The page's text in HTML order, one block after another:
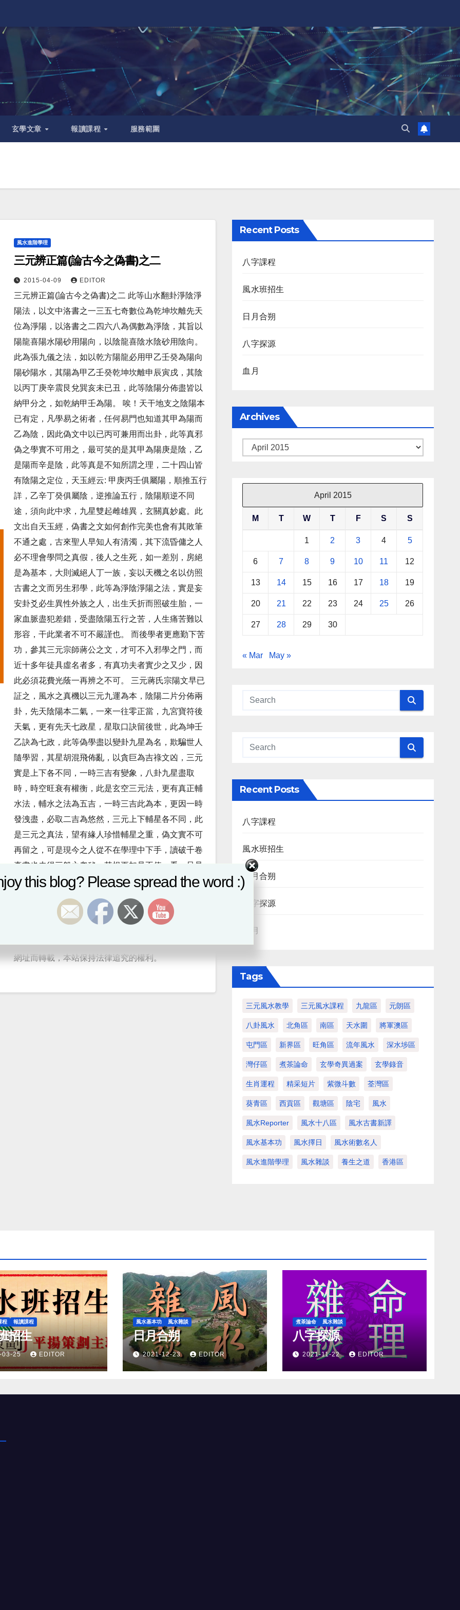
玄學文章 報讀課程 服務範圍
風水進階學理
三元辨正篇(論古今之偽書)之二
2015-04-09 EDITOR
三元辨正篇(論古今之偽書)之二 此等山水翻卦淨陰淨
陽法，以文中洛書之一三五七奇數位為乾坤坎離先天
位為淨陽，以洛書之二四六八為偶數為淨陰，其旨以
陽龍喜陽水陽砂用陽向，以陰龍喜陰水陰砂用陰向。
此為張九儀之法，如以乾方陽龍必用甲乙壬癸為陽向
陽砂陽水，其陽為甲乙壬癸乾坤坎離申辰寅戌，其陰
以丙丁庚辛震艮兌巽亥未已丑，此等陰陽分佈盡皆以
納甲分之，如乾納甲壬為陽。 唉！天干地支之陰陽本
已有定，凡學易之術者，任何易門也知道其甲為陽而
乙為陰，因此偽文中以已丙可兼用而出卦，此等真邪
偽之學實不可用之，最可笑的是其甲為陽庚是陰，乙
是陽而辛是陰，此等真是不知所謂之理，二十四山皆
有陰陽之定位，天玉經云: 甲庚丙壬俱屬陽，順推五行
詳，乙辛丁癸俱屬陰，逆推論五行，陰陽順逆不同
途，須向此中求，九星雙起雌雄異，玄關真妙處。此
文出自天玉經，偽書之文如何創作完美也會有其敗筆
不通之處，古來聖人早知人有清濁，其下流昏傭之人
必不理會學問之真假，後人之生死，如一差別，房絕
是為基本，大則滅絕人丁一族，妄以天機之名以仿照
古書之文而另生邪學，此等為淨陰淨陽之法，實是妄
安卦爻必生異性外族之人，出生夭折而照破生胎，一
家血脈盡犯差錯，受盡陰陽五行之苦，人生痛苦難以
形容，干此業者不可不嚴謹也。 而後學者更應勤下苦
功，參其三元宗師蔣公之文，才可不入邪學之門，而
近十多年徒具虛名者多，有真功夫者實少之又少，因
此必須花費光蔭一再辨之不可。 三元蔣氏宗陽文早已
証之，風水之真機以三元九運為本，陰陽二片分佈兩
卦，先天陰陽本二氣，一來一往零正當，九宮寶符後
天氣，更有先天七政星，星取口訣留後世，此為坤壬
乙訣為七政，此等偽學盡以變卦九星為名，欺騙世人
隨學習，其星胡混飛佈亂，以貪巨為吉祿文凶，三元
實是上下各不同，一時三吉有變象，八卦九星盡取
時，時空旺衰有權衡，此是玄空三元法，更有真正輔
水法，輔水之法為五吉，一時三吉此為本，更因一時
發洩盡，必取二吉為悠然，三元上下輔星各不同，此
是三元之真法，望有緣人珍惜輔星之重，偽文實不可
再留之，可是現今之人從不在學理中下手，讀破千卷
真書也未得三般之奧秘，其根更加是不值一看，只是
現在的傭師實在太多，其理縱使行盡千山也是徒勞無
www.masterwong.hk版權所有© 2015 黃渙博玄學網
All Rights Reserved， 如引文請加此連結
網址而轉載，本站保持法律追究的權利。
Recent Posts
八字課程
風水班招生
日月合朔
八字探源
血月
Archives
Archives
April 2015
M T W T F S S
1 2 3 4 5
6 7 8 9 10 11 12
13 14 15 16 17 18 19
20 21 22 23 24 25 26
27 28 29 30
« Mar May »
Recent Posts
八字課程
風水班招生
日月合朔
八字探源
血月
Tags
三元風水教學 三元風水課程 九龍區 元朗區
八卦風水 北角區 南區 天水圍 將軍澳區
屯門區 新界區 旺角區 流年風水 深水埗區
灣仔區 煮茶論命 玄學奇異過案 玄學錄音
生肖運程 精采短片 紫微斗數 荃灣區
葵青區 西貢區 觀塘區 陰宅 風水
風水Reporter 風水十八區 風水古書新譯
風水基本功 風水擇日 風水術數名人
風水進階學理 風水雜談 養生之道 香港區
程 報讀課程
招生
03-25 EDITOR
風水基本功 風水雜談
日月合朔
2021-12-23 EDITOR
煮茶論命 風水雜談
八字探源
2021-11-22 EDITOR
this blog? Please spread the word :)